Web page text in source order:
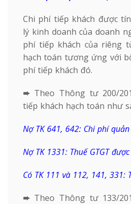
Chi phí tiếp khách được
lý kinh doanh của doanh
phí tiếp khách của riêng
hạch toán tương ứng với
phí tiếp khách đó.
➨ Theo Thông tư 200/
tiếp khách hạch toán như
Nợ TK 641, 642: Chi phí
Nợ TK 1331: Thuế GTGT
Có TK 111 và 112, 141, 331:
➨ Theo Thông tư 133/